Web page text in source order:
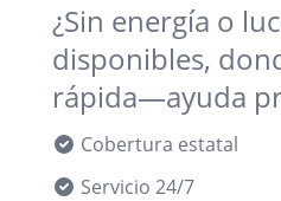
¿Sin energía o
disponibles,
rápida—ayuda
Cobertura estatal
Servicio 24/7